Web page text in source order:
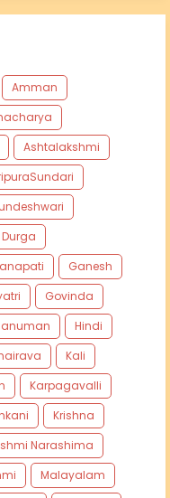
Amman
Ashtalakshmi
Durga
Ganesh
Govinda
Hindi
Kali
Karpagavalli
Krishna
Narashima
Malayalam